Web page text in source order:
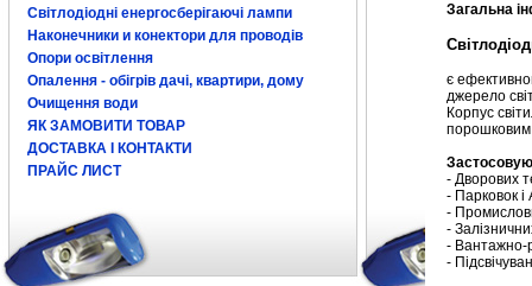
Світлодіодні енергосберігаючі лампи
Наконечники и конектори для проводів
Опори освітлення
Опалення - обігрів дачі, квартири, дому
Очищення води
ЯК ЗАМОВИТИ ТОВАР
ДОСТАВКА І КОНТАКТИ
ПРАЙС ЛИСТ
Загальна
є
джерело
Корпус
- Дворових
- Парковок
-
-
- Вантажно-
-